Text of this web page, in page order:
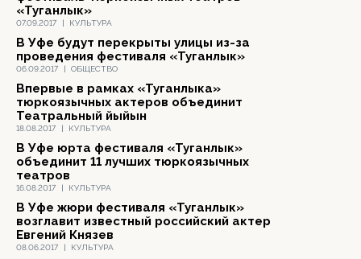
07.09.2017 | КУЛЬТУРА
«Туганлык»
06.09.2017 | ОБЩЕСТВО
В Уфе будут перекрыты улицы из-за
проведения фестиваля «Туганлык»
18.08.2017 | КУЛЬТУРА
Впервые в рамках «Туганлыка»
тюркоязычных актеров объединит
Театральный йыйын
16.08.2017 | КУЛЬТУРА
В Уфе юрта фестиваля «Туганлык»
объединит 11 лучших тюркоязычных
театров
08.06.2017 | КУЛЬТУРА
В Уфе жюри фестиваля «Туганлык»
возглавит известный российский актер
Евгений Князев